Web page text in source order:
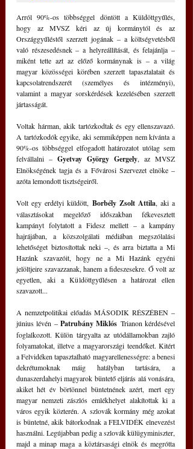
Arról 90%-os többséggel döntött a Küldöttgyűlés,
hogy az MVSZ kéri az új kormánytól és az
Országgyűléstől szerzett jogának – a költségvetésből
való részesedésnek – a helyreállítását, és felajánlja –
miként tette azt az előző kormánynak is – a világ
magyar közösségei körében szerzett tapasztalatait és
kapcsolatrendszerét (személyes és intézményi),
valamint a magyar sorskérdések kezelésében szerzett
jártasságát.
Voltak hárman, akik tartózkodtak és egy ellenszavazó.
A tartózkodók egyike, aki semmiképpen nem kívánta a
90%-os többséggel elfogadott határozatot utólag sem
felvállalni – Gyetvay György Gergely, az MVSZ
Elnökségének tagja és a Fővárosi Szervezet elnöke –
azóta lemondott tisztségeiről.
Volt egy erdélyi küldött, Borbély Zsolt Attila, aki a
választásokat megelőző időszakban fékevesztett
kampányt folytatott a Fidesz mellett – a kampány
hajrájában, a közszolgálati médiában megszólalási
lehetőséget biztosítottak neki –, és arra biztatta a Mi
Hazánk szavazóit, hogy ne a Mi Hazánk egyéni
jelöltjeire szavazzanak, hanem a fideszesekre. Ő volt az
egyetlen, aki a Küldöttgyűlésen a határozat ellen
szavazott...
A nemzetpolitikai előadás MÁSODIK RÉSZÉBEN –
június lévén – Patrubány Miklós Trianon kérdésével
foglalkozott. Külön tárgyalta az utódállamokban zajló
folyamatokat, illetve a magyarországi teendőket. Kitért
a Felvidéken tapasztalható magyarellenességre: a benesi
dekrétumoknak máig hatályban tartására, a
dunaszerdahelyi magyarok büntető eljárás alá vonására,
akiket hét év börtönnel büntetnének azért, mert egy
magyar nemzeti zászlós emlékhelyet alakítottak ki a
város egyik közterén. A szlovák kormány még azokat
is büntetné, akik bátorkodnak a FELVIDÉK elnevezést
használni. Legújabban pedig a szlovák külügyminiszter,